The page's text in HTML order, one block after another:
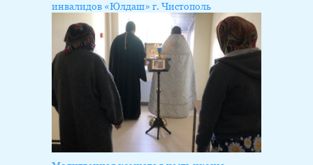
инвалидов «Юлдаш» г. Чистополь